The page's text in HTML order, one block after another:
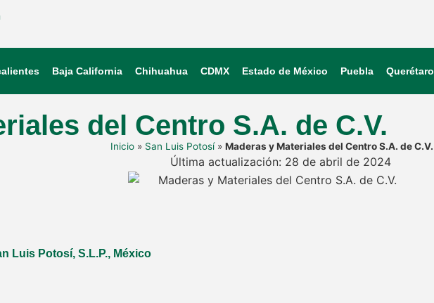
Baja California Chihuahua CDMX Estado de México Puebla Querétaro
del Centro S.A. de C.V.
Inicio» San Luis Potosí» Maderas y Materiales del Centro S.A. de C.V.
Última actualización: 28 de abril de 2024
Luis Potosí, S.L.P., México